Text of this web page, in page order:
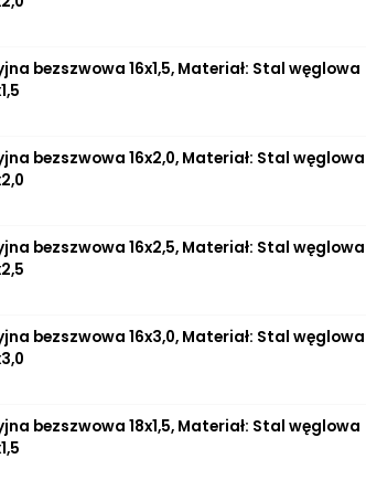
bezszwowa 16x1,5, Materiał: Stal węglowa
bezszwowa 16x2,0, Materiał: Stal węglowa
bezszwowa 16x2,5, Materiał: Stal węglowa
bezszwowa 16x3,0, Materiał: Stal węglowa
bezszwowa 18x1,5, Materiał: Stal węglowa